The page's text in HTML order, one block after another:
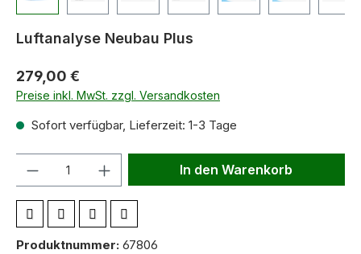
Luftanalyse Neubau Plus
279,00 €
Preise inkl. MwSt. zzgl. Versandkosten
Sofort verfügbar, Lieferzeit: 1-3 Tage
In den Warenkorb
Produktnummer: 67806